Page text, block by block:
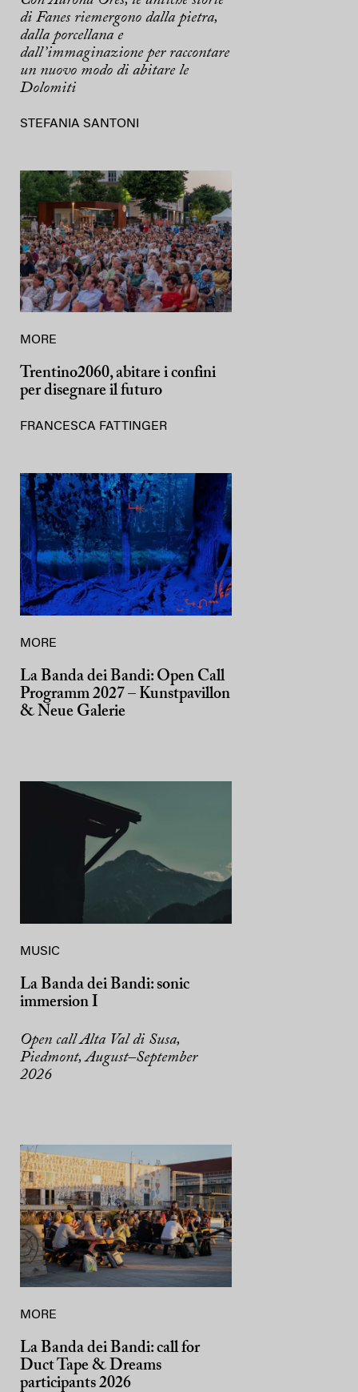
di Fanes riemergono dalla pietra,
dalla porcellana e
dall’immaginazione per raccontare
un nuovo modo di abitare le
Dolomiti
STEFANIA SANTONI
MORE
Trentino2060, abitare i confini
per disegnare il futuro
FRANCESCA FATTINGER
MORE
La Banda dei Bandi: Open Call
Programm 2027 – Kunstpavillon
& Neue Galerie
MUSIC
La Banda dei Bandi: sonic
immersion I
Open call Alta Val di Susa,
Piedmont, August–September
2026
MORE
La Banda dei Bandi: call for
Duct Tape & Dreams
participants 2026